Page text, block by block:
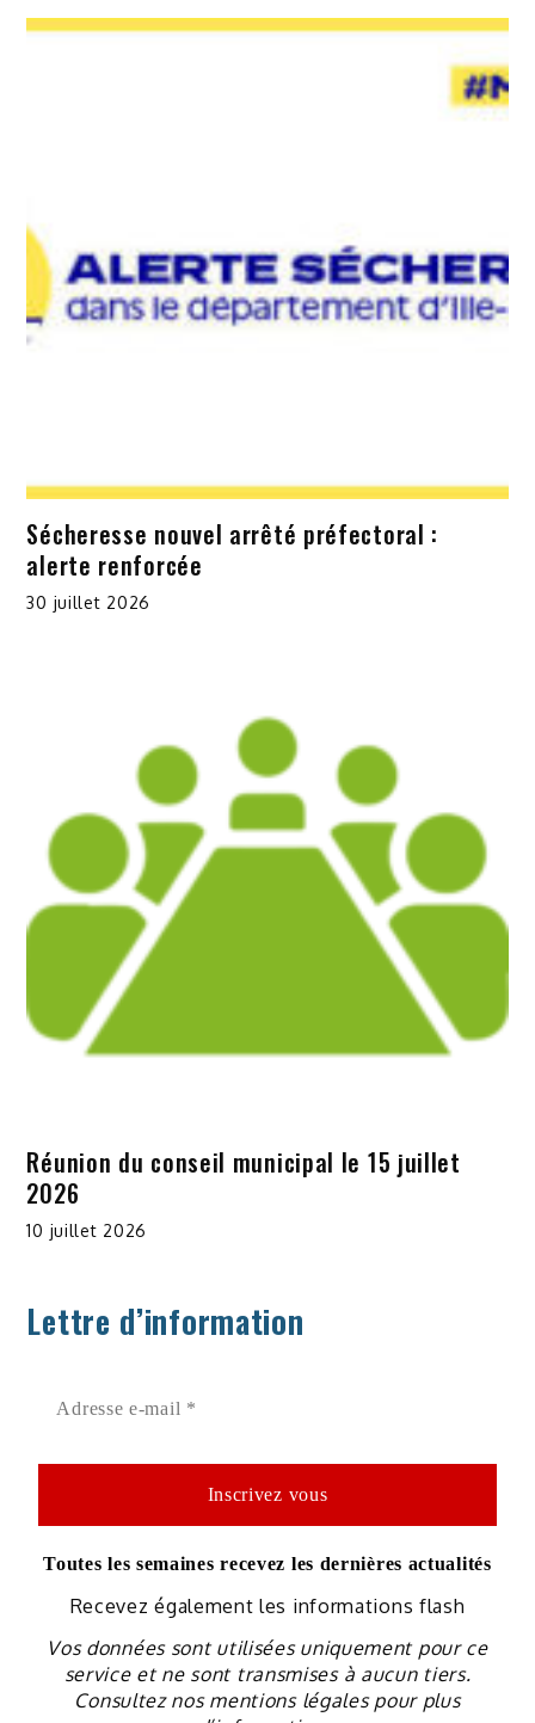
Sécheresse nouvel arrêté préfectoral :
alerte renforcée
30 juillet 2026
Réunion du conseil municipal le 15 juillet
2026
10 juillet 2026
Lettre d’information
Toutes les semaines recevez les dernières actualités
Recevez également les informations flash
Vos données sont utilisées uniquement pour ce
service et ne sont transmises à aucun tiers.
Consultez nos mentions légales pour plus